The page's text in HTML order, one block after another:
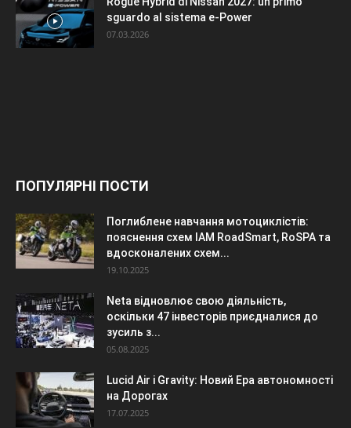
sguardo al sistema e-Power
07.03.2026
ПОПУЛЯРНІ ПОСТИ
Поглиблене навчання мотоциклістів:
пояснення схем IAM RoadSmart, RoSPA та
вдосконалених схем...
19.10.2025
Neta відновлює свою діяльність,
оскільки 47 інвесторів приєдналися до
зусиль з...
05.08.2025
Lucid Air і Gravity: Новий Ера автономності
на Дорогах
17.07.2025